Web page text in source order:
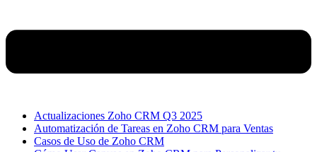
Actualizaciones Zoho CRM Q3 2025
Automatización de Tareas en Zoho CRM para Ventas
Casos de Uso de Zoho CRM